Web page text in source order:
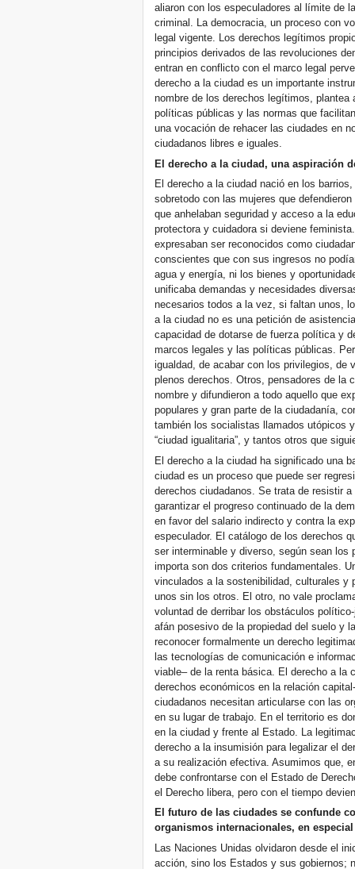
aliaron con los especuladores al límite de
criminal. La democracia, un proceso con
legal vigente. Los derechos legítimos
principios derivados de las revoluciones
entran en conflicto con el marco legal
derecho a la ciudad es un importante
nombre de los derechos legítimos,
políticas públicas y las normas que
una vocación de rehacer las ciudades en
ciudadanos libres e iguales.
El derecho a la ciudad, una aspiración
El derecho a la ciudad nació en los
sobretodo con las mujeres que
que anhelaban seguridad y acceso a la
protectora y cuidadora si deviene
expresaban ser reconocidos como
conscientes que con sus ingresos no
agua y energía, ni los bienes y
unificaba demandas y necesidades
necesarios todos a la vez, si faltan unos,
a la ciudad no es una petición de
capacidad de dotarse de fuerza política y
marcos legales y las políticas públicas.
igualdad, de acabar con los privilegios, de
plenos derechos. Otros, pensadores de la
nombre y difundieron a todo aquello que
populares y gran parte de la ciudadanía,
también los socialistas llamados utópicos
“ciudad igualitaria”, y tantos otros que
El derecho a la ciudad ha significado una
ciudad es un proceso que puede ser
derechos ciudadanos. Se trata de resistir
garantizar el progreso continuado de la
en favor del salario indirecto y contra la
especulador. El catálogo de los derechos
ser interminable y diverso, según sean
importa son dos criterios fundamentales.
vinculados a la sostenibilidad, culturales y
unos sin los otros. El otro, no vale
voluntad de derribar los obstáculos
afán posesivo de la propiedad del suelo y
reconocer formalmente un derecho
las tecnologías de comunicación e
viable– de la renta básica. El derecho a la
derechos económicos en la relación
ciudadanos necesitan articularse con las
en su lugar de trabajo. En el territorio es
en la ciudad y frente al Estado. La
derecho a la insumisión para legalizar el
a su realización efectiva. Asumimos que,
debe confrontarse con el Estado de
el Derecho libera, pero con el tiempo
El futuro de las ciudades se confunde
organismos internacionales, en
Las Naciones Unidas olvidaron desde el
acción, sino los Estados y sus gobiernos;